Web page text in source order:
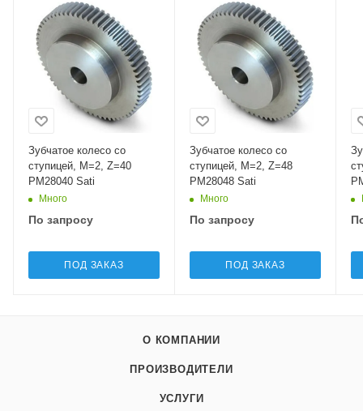
Зубчатое колесо со
ступицей, M=2, Z=40
PM28040 Sati
Много
По запросу
ПОД ЗАКАЗ
Зубчатое колесо со
ступицей, M=2, Z=48
PM28048 Sati
Много
По запросу
ПОД ЗАКАЗ
О КОМПАНИИ
ПРОИЗВОДИТЕЛИ
УСЛУГИ